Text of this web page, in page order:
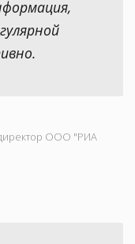
ООО "РИА